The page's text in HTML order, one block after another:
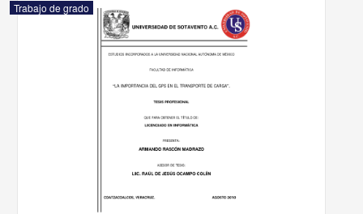
Trabajo de grado